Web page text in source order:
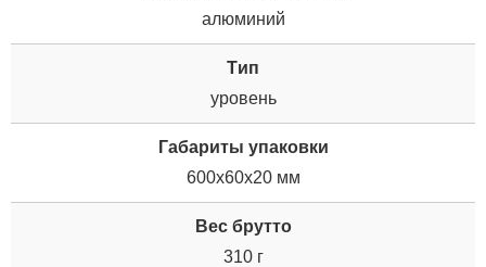
алюминий
Tип
уровень
Габариты упаковки
600x60x20 мм
Вес брутто
310 г